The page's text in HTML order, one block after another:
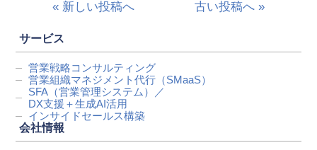
« 新しい投稿へ 古い投稿へ »
サービス
営業戦略コンサルティング
営業組織マネジメント代行 （SMaaS）
SFA（営業管理システム）／
DX支援＋生成AI活用
インサイドセールス構築
会社情報